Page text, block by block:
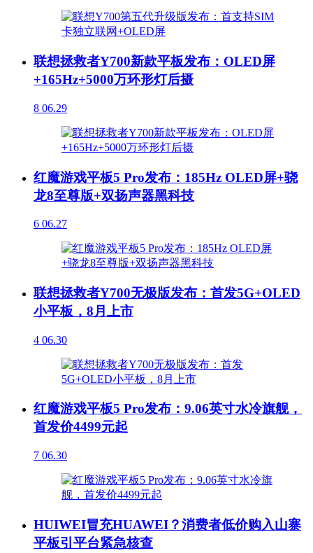
联想拯救者Y700新款平板发布：OLED屏
+165Hz+5000万环形灯后摄
8 06.29
红魔游戏平板5 Pro发布：185Hz OLED屏+骁
龙8至尊版+双扬声器黑科技
6 06.27
联想拯救者Y700无极版发布：首发5G+OLED
小平板，8月上市
4 06.30
红魔游戏平板5 Pro发布：9.06英寸水冷旗舰，
首发价4499元起
7 06.30
HUIWEI冒充HUAWEI？消费者低价购入山寨
平板引平台紧急核查